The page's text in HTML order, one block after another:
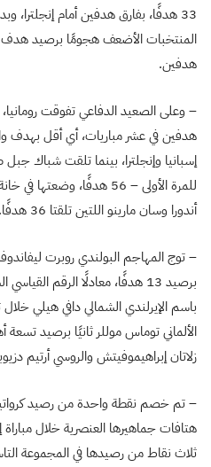
33 هدفًا، بفارق هدفين أمام
المنتخبات الأضعف هجومًا برصيد هدف
هدفين.
– وعلى الصعيد الدفاعي تفوقت
هدفين في عشر مباريات، أي أقل
إسبانيا وإنجلترا، بينما تلقت شباك
للمرة الأولى – 56 هدفًا،
أندورا وسان مارينو اللتين تلقتا 36 هدفًا.
– توج المهاجم البولندي روبرت
برصيد 13 هدفًا، معادلًا الرقم
الألماني توماس موللر ثانيًا برصيد تسعة
زلاتان إبراهيموفيتش والروسي أرتيم
– تم خصم نقطة واحدة من رصيد كرواتيا
هتافات جماهيرها العنصرية خلال
ثلاث نقاط من رصيدها في المجموعة